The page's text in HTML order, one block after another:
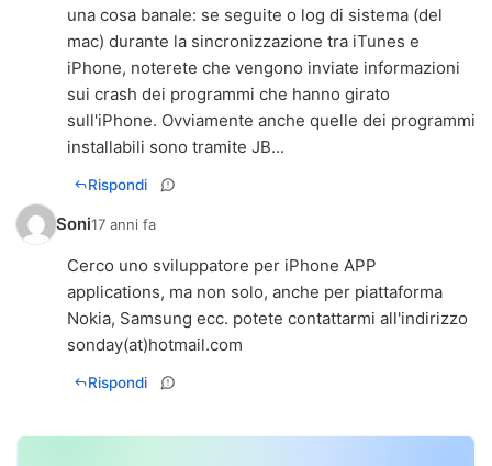
una cosa banale: se seguite o log di sistema (del
mac) durante la sincronizzazione tra iTunes e
iPhone, noterete che vengono inviate informazioni
sui crash dei programmi che hanno girato
sull'iPhone. Ovviamente anche quelle dei programmi
installabili sono tramite JB...
Rispondi
Soni17 anni fa
Cerco uno sviluppatore per iPhone APP
applications, ma non solo, anche per piattaforma
Nokia, Samsung ecc. potete contattarmi all'indirizzo
sonday(at)hotmail.com
Rispondi